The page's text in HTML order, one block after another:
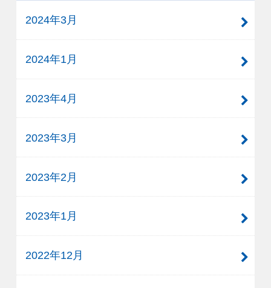
2024年3月
2024年1月
2023年4月
2023年3月
2023年2月
2023年1月
2022年12月